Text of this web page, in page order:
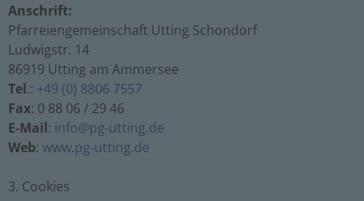
Anschrift:
Pfarreiengemeinschaft Utting Schondorf
Ludwigstr. 14
86919 Utting am Ammersee
Tel.: +49 (0) 8806 7557
Fax: 0 88 06 / 29 46
E-Mail: ed.gnittu-gp@ofni
Web: www.pg-utting.de
3. Cookies